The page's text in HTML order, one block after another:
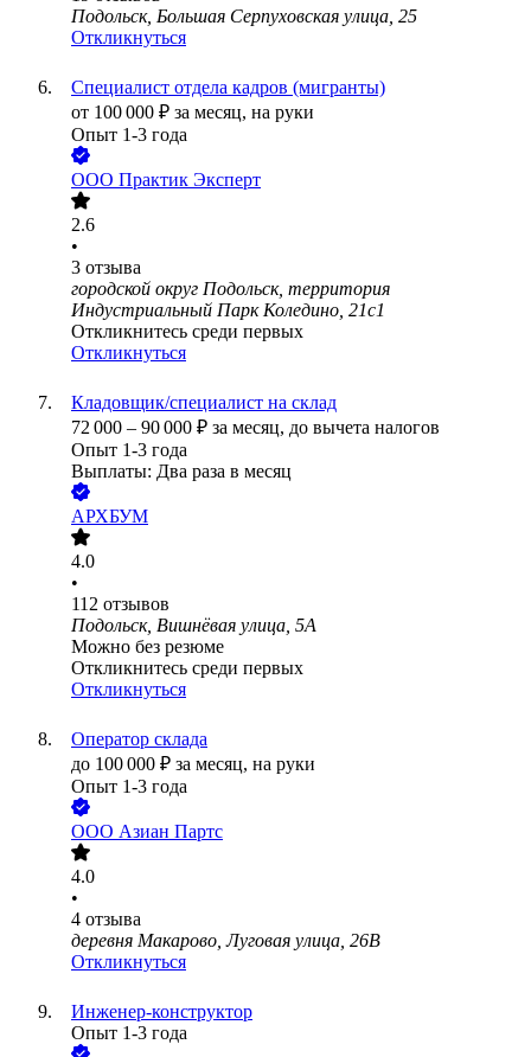
Подольск, Большая Серпуховская улица, 25
Откликнуться
Специалист отдела кадров (мигранты)
от 100 000 ₽ за месяц, на руки
Опыт 1-3 года
ООО Практик Эксперт
2.6
•
3 отзыва
городской округ Подольск, территория
Индустриальный Парк Коледино, 21с1
Откликнитесь среди первых
Откликнуться
Кладовщик/специалист на склад
72 000 – 90 000 ₽ за месяц, до вычета налогов
Опыт 1-3 года
Выплаты: Два раза в месяц
АРХБУМ
4.0
•
112 отзывов
Подольск, Вишнёвая улица, 5А
Можно без резюме
Откликнитесь среди первых
Откликнуться
Оператор склада
до 100 000 ₽ за месяц, на руки
Опыт 1-3 года
ООО Азиан Партс
4.0
•
4 отзыва
деревня Макарово, Луговая улица, 26В
Откликнуться
Инженер-конструктор
Опыт 1-3 года